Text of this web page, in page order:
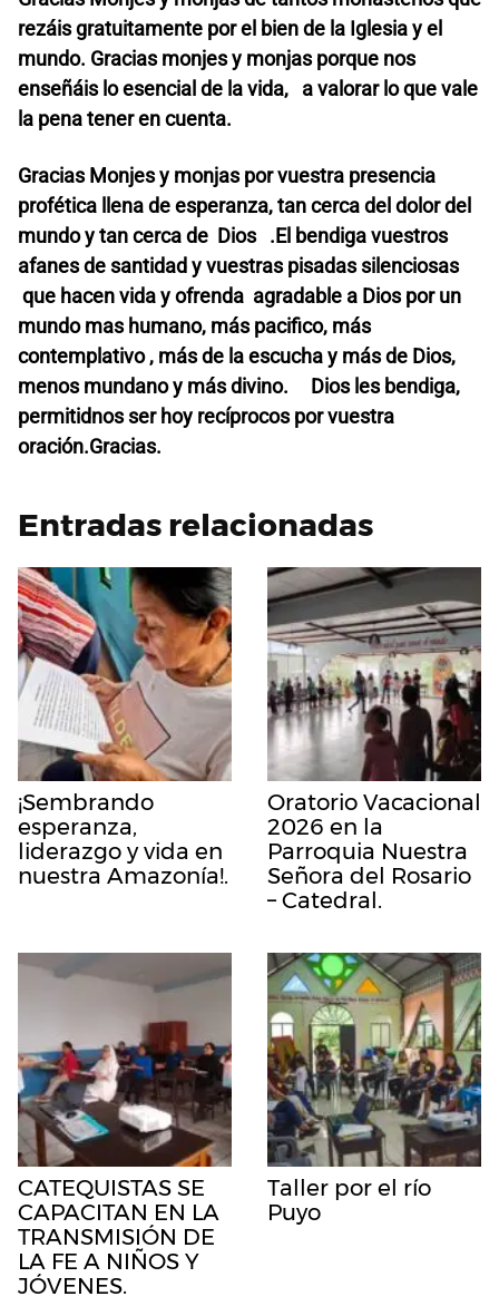
rezáis gratuitamente por el bien de la Iglesia y el
mundo. Gracias monjes y monjas porque nos
enseñáis lo esencial de la vida, a valorar lo que vale
la pena tener en cuenta.
Gracias Monjes y monjas por vuestra presencia
profética llena de esperanza, tan cerca del dolor del
mundo y tan cerca de Dios .El bendiga vuestros
afanes de santidad y vuestras pisadas silenciosas
que hacen vida y ofrenda agradable a Dios por un
mundo mas humano, más pacifico, más
contemplativo , más de la escucha y más de Dios,
menos mundano y más divino. Dios les bendiga,
permitidnos ser hoy recíprocos por vuestra
oración.Gracias.
Entradas relacionadas
¡Sembrando
esperanza,
liderazgo y vida en
nuestra Amazonía!.
Oratorio Vacacional
2026 en la
Parroquia Nuestra
Señora del Rosario
– Catedral.
CATEQUISTAS SE
CAPACITAN EN LA
TRANSMISIÓN DE
LA FE A NIÑOS Y
JÓVENES.
Taller por el río
Puyo